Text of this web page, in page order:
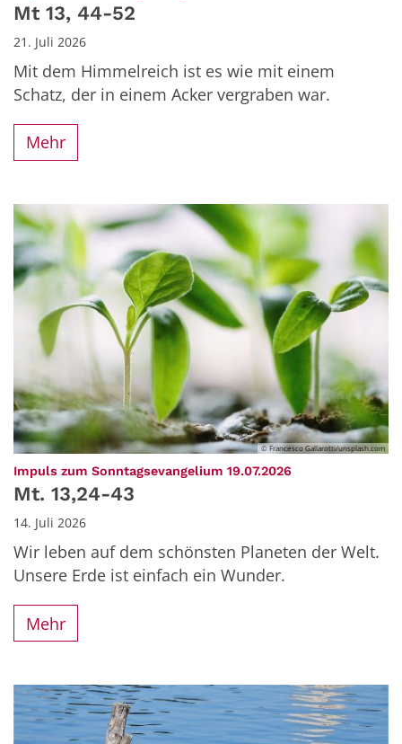
Mt 13, 44-52
21. Juli 2026
Mit dem Himmelreich ist es wie mit einem
Schatz, der in einem Acker vergraben war.
Mehr
© Francesco Gallarotti/unsplash.com
Impuls zum Sonntagsevangelium 19.07.2026
Mt. 13,24-43
14. Juli 2026
Wir leben auf dem schönsten Planeten der Welt.
Unsere Erde ist einfach ein Wunder.
Mehr